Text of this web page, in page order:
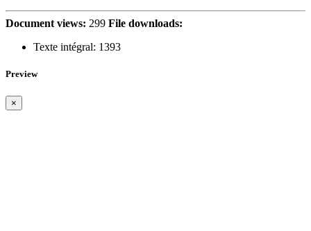
Document views: 299 File downloads:
Texte intégral: 1393
Preview
×